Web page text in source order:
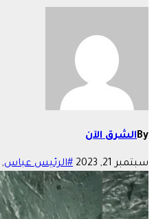
Byالشرق الآن
سبتمبر 21, 2023 #الرئيس عباس,